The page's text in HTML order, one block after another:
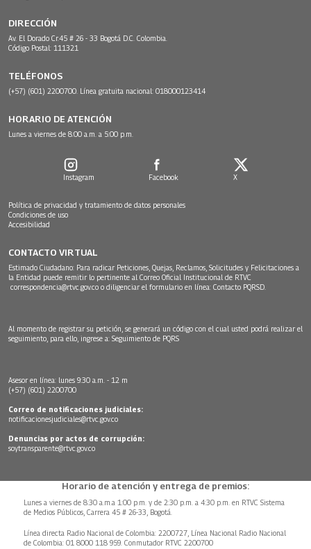
DIRECCIÓN
Av. El Dorado Cr.45 # 26 - 33 Bogotá D.C. Colombia.
Código Postal: 111321
TELÉFONOS
(+57) (601) 2200700. Línea gratuita nacional: 018000123414
HORARIO DE ATENCIÓN
Lunes a viernes de 8:00 a.m. a 5:00 p.m.
Instagram Facebook X
Política de privacidad y tratamiento de datos personales
Condiciones de uso
Accesibilidad
CONTACTO VIRTUAL
Estimado Ciudadano: Para radicar Peticiones, Quejas, Reclamos, Solicitudes y Felicitaciones a
la Entidad puede remitir lo pertinente al Correo Oficial Institucional de RTVC
correspondencia@rtvc.gov.co o diligenciar el formulario en línea: Contacto PQRSD.
Al momento de registrar su petición, se generará un código con el cual usted podrá realizar el
seguimiento, para ello, ingrese a: Seguimiento de PQRS
Asesor en línea: lunes 9:30 a.m. - 12 m
(+57) (601) 2200700
Correo de notificaciones judiciales:
notificacionesjudiciales@rtvc.gov.co
Denuncias por actos de corrupción:
soytransparente@rtvc.gov.co
Horario de atención y entrega de premios:
Lunes a viernes de 8:30 a.m.a 1:00 p.m. y de 2:30 p.m. a 4:30 p.m. en RTVC Sistema
de Medios Públicos, Carrera 45 # 26-33, Bogotá.
Línea directa Radio Nacional de Colombia: 2200727, Línea Nacional Radio Nacional
de Colombia: 01 8000 118 959. Conmutador RTVC 2200700